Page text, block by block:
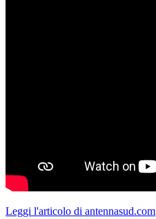
Leggi l'articolo di antennasud.com